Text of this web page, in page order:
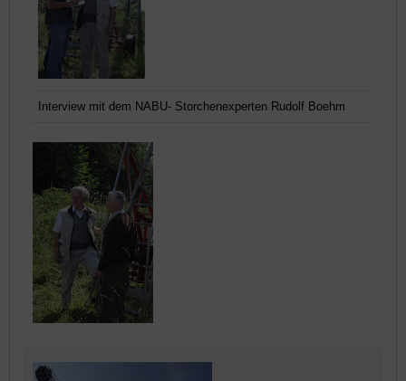
Interview mit dem NABU- Storchenexperten Rudolf Boehm